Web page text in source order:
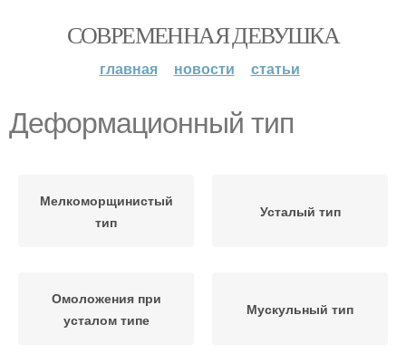
СОВРЕМЕННАЯ ДЕВУШКА
главная новости статьи
Деформационный тип
Мелкоморщинистый
тип
Усталый тип
Омоложения при
усталом типе
Мускульный тип